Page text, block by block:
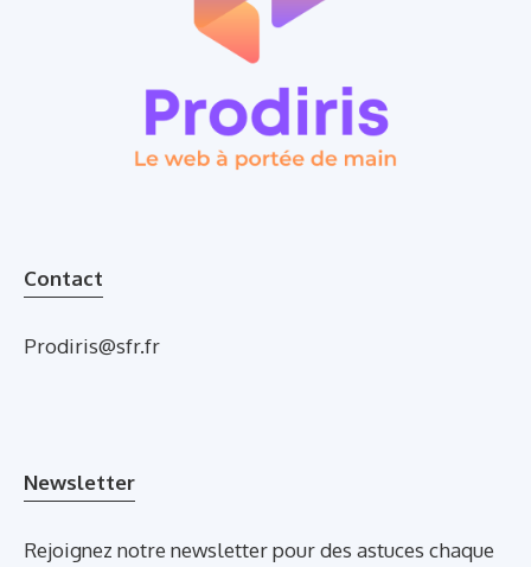
Contact
Prodiris@sfr.fr
Newsletter
Rejoignez notre newsletter pour des astuces chaque